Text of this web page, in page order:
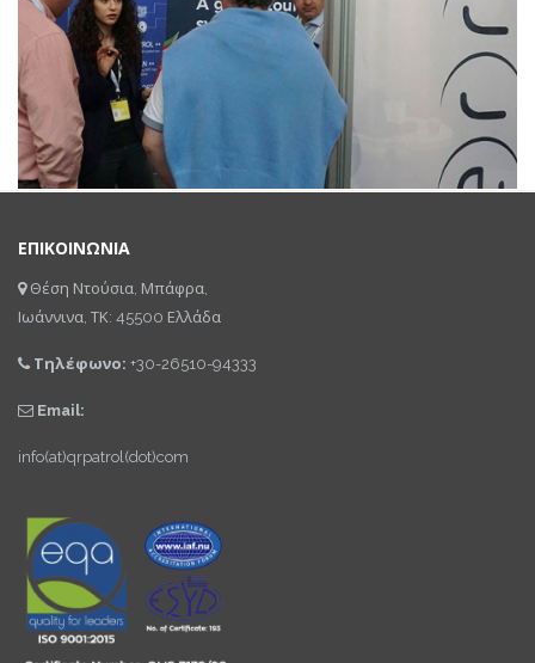
ΕΠΙΚΟΙΝΩΝΙΑ
Θέση Ντούσια, Μπάφρα,
Ιωάννινα, ΤΚ: 45500 Ελλάδα
Τηλέφωνο: +30-26510-94333
Email:
info(at)qrpatrol(dot)com